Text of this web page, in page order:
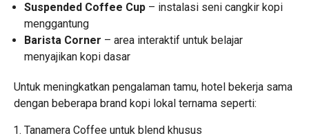
Suspended Coffee Cup – instalasi seni cangkir kopi
menggantung
Barista Corner – area interaktif untuk belajar
menyajikan kopi dasar
Untuk meningkatkan pengalaman tamu, hotel bekerja sama
dengan beberapa brand kopi lokal ternama seperti:
Tanamera Coffee untuk blend khusus